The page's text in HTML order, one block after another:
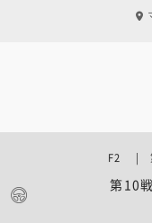
第10
F2 | 第